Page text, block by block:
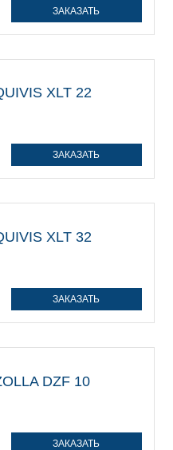
ЗАКАЗАТЬ
ЗАКАЗАТЬ
ЗАКАЗАТЬ
ЗАКАЗАТЬ